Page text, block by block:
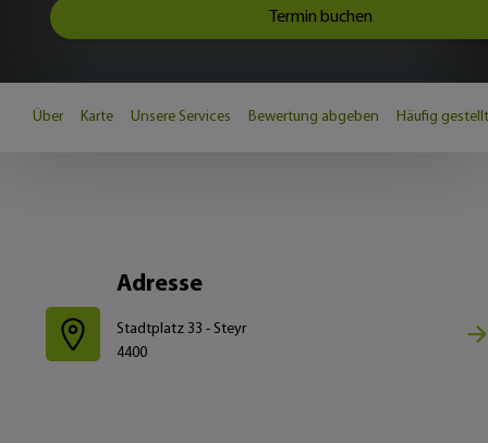
Termin buchen
Über Karte Unsere Services Bewertung abgeben Häufig
Adresse
Stadtplatz 33 - Steyr
4400